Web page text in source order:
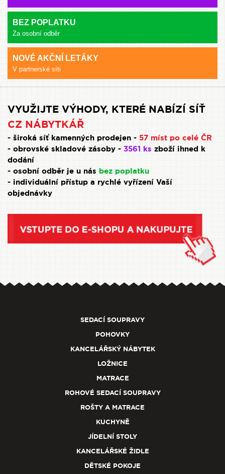
BEZ POPLATKU
Za osobní odběr
NOVÉ AKČNÍ LETÁKY
V partnerské síti
VYUŽIJTE VÝHODY, KTERÉ NABÍZÍ SÍŤ
CZ NÁBYTKÁŘ
- široká síť kamenných prodejen - 57 míst po celé ČR
- obrovské skladové zásoby - 3561 ks zboží ihned k
dodání
- osobní odběr je u nás bez poplatku
- individuální přístup a rychlé vyřízení Vaší
objednávky
SEDACÍ SOUPRAVY
POHOVKY
KANCELÁŘSKÝ NÁBYTEK
LOŽNICE
MATRACE
ROHOVÉ SEDACÍ SOUPRAVY
ROŠTY A MATRACE
KUCHYNĚ
JÍDELNÍ STOLY
KANCELÁŘSKÉ ŽIDLE
DĚTSKÉ POKOJE